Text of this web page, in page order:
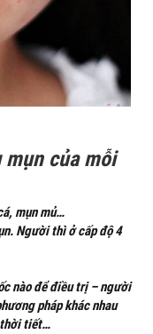
của mỗi
mụn mủ…
Người thì ở cấp độ 4
nào để điều trị – người
pháp khác nhau
thời tiết…